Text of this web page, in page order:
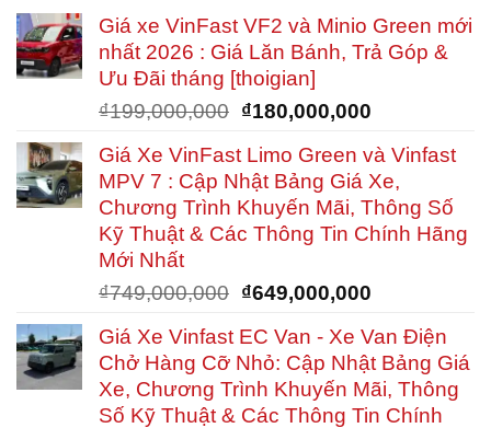
Giá xe VinFast VF2 và Minio Green mới
nhất 2026 : Giá Lăn Bánh, Trả Góp &
Ưu Đãi tháng [thoigian]
₫199,000,000 Giá
là:
₫199,000,000.
₫180,000,000Giá
tại
là:
Giá Xe VinFast Limo Green và Vinfast
MPV 7 : Cập Nhật Bảng Giá Xe,
Chương Trình Khuyến Mãi, Thông Số
Kỹ Thuật & Các Thông Tin Chính Hãng
Mới Nhất
₫749,000,000 Giá
là:
₫749,000,000.
₫649,000,000Giá
tại
là:
Giá Xe Vinfast EC Van - Xe Van Điện
Chở Hàng Cỡ Nhỏ: Cập Nhật Bảng Giá
Xe, Chương Trình Khuyến Mãi, Thông
Số Kỹ Thuật & Các Thông Tin Chính